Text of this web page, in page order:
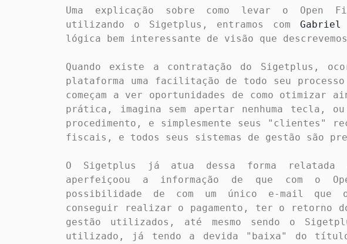
Uma explicação sobre como levar o Open
utilizando o Sigetplus, entramos com Gabriel
lógica bem interessante de visão que
Quando existe a contratação do Sigetplus,
plataforma uma facilitação de todo seu
começam a ver oportunidades de como otimizar
prática, imagina sem apertar nenhuma tecla,
procedimento, e simplesmente seus "clientes"
fiscais, e todos seus sistemas de gestão são
O Sigetplus já atua dessa forma
aperfeiçoou a informação de que com o
possibilidade de com um único e-mail
conseguir realizar o pagamento, ter o retorno
gestão utilizados, até mesmo sendo o
utilizado, já tendo a devida "baixa" do título